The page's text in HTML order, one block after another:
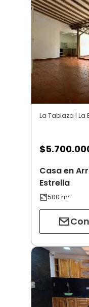
La Tablaza | La
$
Casa en
Estrella